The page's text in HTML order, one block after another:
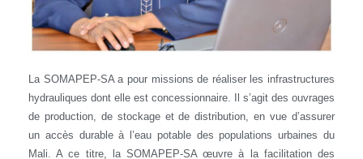
La SOMAPEP-SA a pour missions de réaliser les infrastructures
hydrauliques dont elle est concessionnaire. Il s’agit des ouvrages
de production, de stockage et de distribution, en vue d’assurer
un accès durable à l’eau potable des populations urbaines du
Mali. A ce titre, la SOMAPEP-SA œuvre à la facilitation des